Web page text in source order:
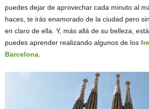
puedes dejar de aprovechar cada minuto al
haces, te irás enamorado de la ciudad pero
en claro de ella. Y, más allá de su belleza,
puedes aprender realizando algunos de los
Barcelona